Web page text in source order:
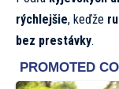
rýchlejšie, keďže
bez prestávky.